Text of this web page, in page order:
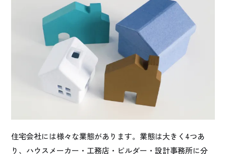
住宅会社には様々な業態があります。業態は大きく4つあ
り、ハウスメーカー・工務店・ビルダー・設計事務所に分